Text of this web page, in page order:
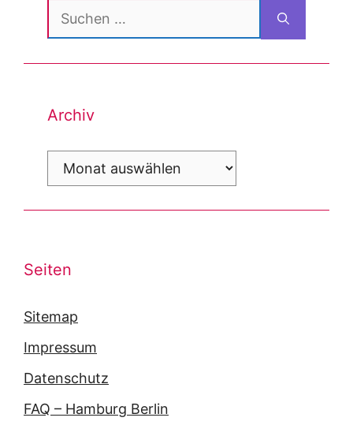
Suchen
nach:
Archiv
Archiv
Seiten
Sitemap
Impressum
Datenschutz
FAQ – Hamburg Berlin